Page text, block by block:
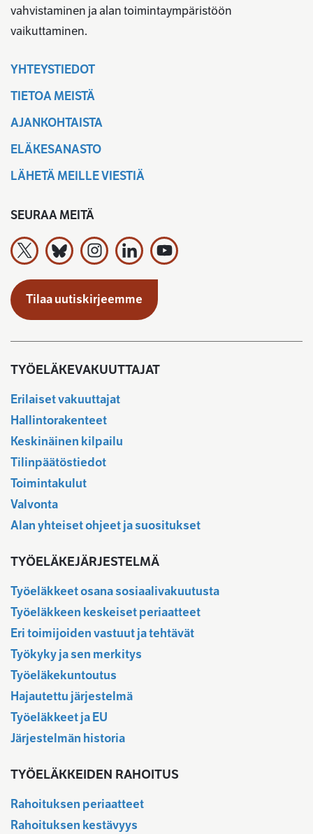
vahvistaminen ja alan toimintaympäristöön
vaikuttaminen.
YHTEYSTIEDOT
TIETOA MEISTÄ
AJANKOHTAISTA
ELÄKESANASTO
LÄHETÄ MEILLE VIESTIÄ
SEURAA MEITÄ
Työeläkevakuuttajat TELA ry X:ssä
Työeläkevakuuttajat TELA ry Bluesky:ssa
Työeläkevakuuttajat TELA ry
Työeläkevakuuttajat TELA ry
Työeläkevakuuttajat TELA ry
Tilaa uutiskirjeemme
TYÖELÄKEVAKUUTTAJAT
Erilaiset vakuuttajat
Hallintorakenteet
Keskinäinen kilpailu
Tilinpäätöstiedot
Toimintakulut
Valvonta
Alan yhteiset ohjeet ja suositukset
TYÖELÄKEJÄRJESTELMÄ
Työeläkkeet osana sosiaalivakuutusta
Työeläkkeen keskeiset periaatteet
Eri toimijoiden vastuut ja tehtävät
Työkyky ja sen merkitys
Työeläkekuntoutus
Hajautettu järjestelmä
Työeläkkeet ja EU
Järjestelmän historia
TYÖELÄKKEIDEN RAHOITUS
Rahoituksen periaatteet
Rahoituksen kestävyys